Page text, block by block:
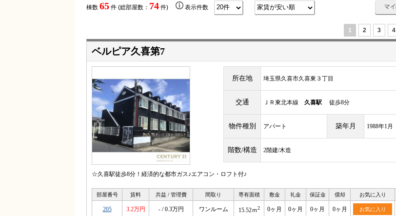
棟数 65 件 (総部屋数： 74 件) 表示件数
1 2 3 4
ベルピア久喜第7
所在地 埼玉県久喜市久喜東３丁目
交通 ＪＲ東北本線 久喜駅 徒歩8分
物件種別 アパート 築年月 1988年1月
階数/構造 2階建/木造
☆久喜駅徒歩8分！経済的な都市ガス♪エアコン・ロフト付♪
部屋番号 賃料 共益 / 管理費 間取り 専有面積 敷金 礼金 保証金 償却 お気に入り
205 3.2万円 - / 0.3万円 ワンルーム 15.52ｍ2 0ヶ月 0ヶ月 0ヶ月 0ヶ月 お気に入り